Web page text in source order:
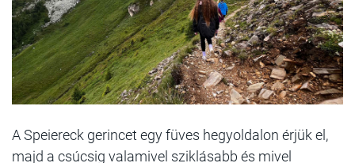
A Speiereck gerincet egy füves hegyoldalon érjük el,
majd a csúcsig valamivel sziklásabb és mivel